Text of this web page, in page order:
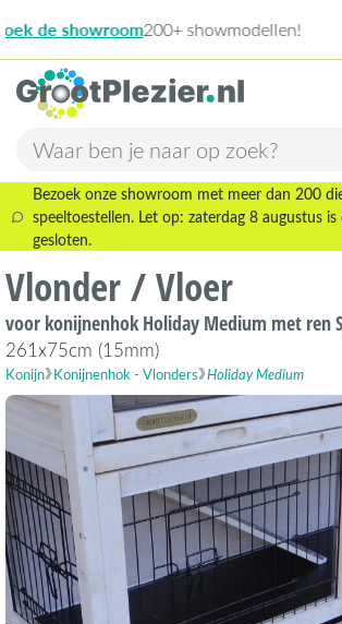
Bezoek onze showroom met meer dan 200
speeltoestellen. Let op: zaterdag 8 augustus
gesloten.
Vlonder / Vloer
voor konijnenhok Holiday Medium met ren
261x75cm (15mm)
Konijn Konijnenhok - Vlonders Holiday Medium